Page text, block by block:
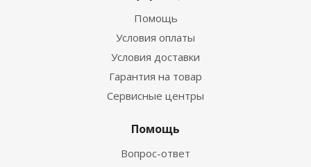
Помощь
Условия оплаты
Условия доставки
Гарантия на товар
Сервисные центры
Помощь
Вопрос-ответ